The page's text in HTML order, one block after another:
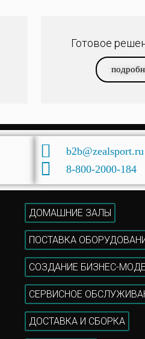
Готовое
b2b@zealsport.ru
8-800-2000-184
ДОМАШНИЕ ЗАЛЫ
ПОСТАВКА
СОЗДАНИЕ БИЗНЕС-
СЕРВИСНОЕ
ДОСТАВКА И СБОРКА